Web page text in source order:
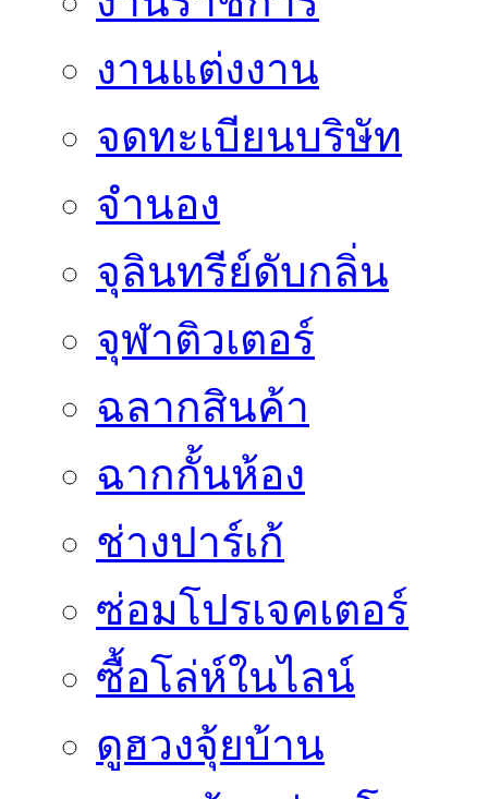
งานแต่งงาน
จดทะเบียนบริษัท
จำนอง
จุลินทรีย์ดับกลิ่น
จุฬาติวเตอร์
ฉลากสินค้า
ฉากกั้นห้อง
ช่างปาร์เก้
ซ่อมโปรเจคเตอร์
ซื้อโล่ห์ในไลน์
ดูฮวงจุ้ยบ้าน